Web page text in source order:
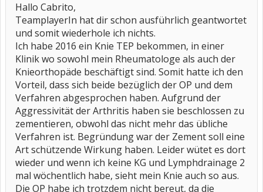
Hallo Cabrito,
TeamplayerIn hat dir schon ausführlich geantwortet
und somit wiederhole ich nichts.
Ich habe 2016 ein Knie TEP bekommen, in einer
Klinik wo sowohl mein Rheumatologe als auch der
Knieorthopäde beschäftigt sind. Somit hatte ich den
Vorteil, dass sich beide bezüglich der OP und dem
Verfahren abgesprochen haben. Aufgrund der
Aggressivität der Arthritis haben sie beschlossen zu
zementieren, obwohl das nicht mehr das übliche
Verfahren ist. Begründung war der Zement soll eine
Art schützende Wirkung haben. Leider wütet es dort
wieder und wenn ich keine KG und Lymphdrainage 2
mal wöchentlich habe, sieht mein Knie auch so aus.
Die OP habe ich trotzdem nicht bereut, da die